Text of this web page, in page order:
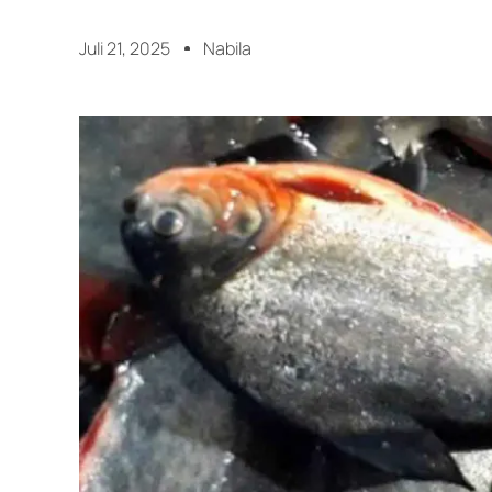
Juli 21, 2025 Nabila